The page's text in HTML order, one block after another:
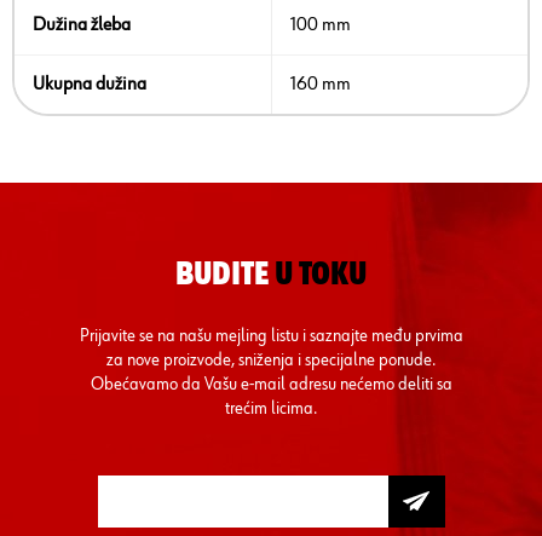
Dužina žleba 100 mm
Ukupna dužina 160 mm
BUDITE U TOKU
Prijavite se na našu mejling listu i saznajte među prvima
za nove proizvode, sniženja i specijalne ponude.
Obećavamo da Vašu e-mail adresu nećemo deliti sa
trećim licima.